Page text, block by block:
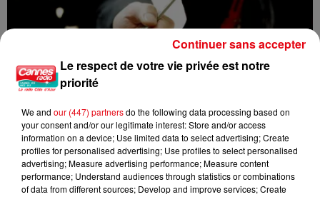
Le respect de votre vie privée est notre
priorité
We and our (447) partnersdo the following data processing based on
your consent and/or our legitimate interest: Store and/or access
information on a device; Use limited data to select advertising; Create
profiles for personalised advertising; Use profiles to select personalised
advertising; Measure advertising performance; Measure content
performance; Understand audiences through statistics or combinations
of data from different sources; Develop and improve services; Create
Continuer sans accepter